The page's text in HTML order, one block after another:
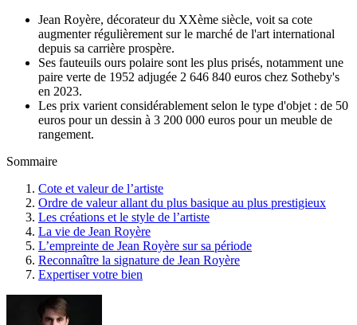
Jean Royère, décorateur du XXème siècle, voit sa cote
augmenter régulièrement sur le marché de l'art international
depuis sa carrière prospère.
Ses fauteuils ours polaire sont les plus prisés, notamment une
paire verte de 1952 adjugée 2 646 840 euros chez Sotheby's
en 2023.
Les prix varient considérablement selon le type d'objet : de 50
euros pour un dessin à 3 200 000 euros pour un meuble de
rangement.
Sommaire
Cote et valeur de l’artiste
Ordre de valeur allant du plus basique au plus prestigieux
Les créations et le style de l’artiste
La vie de Jean Royère
L’empreinte de Jean Royère sur sa période
Reconnaître la signature de Jean Royère
Expertiser votre bien